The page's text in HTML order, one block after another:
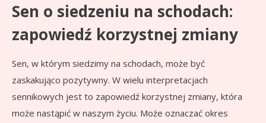
Sen o siedzeniu na schodach:
zapowiedź korzystnej zmiany
Sen, w którym siedzimy na schodach, może być
zaskakująco pozytywny. W wielu interpretacjach
sennikowych jest to zapowiedź korzystnej zmiany, która
może nastąpić w naszym życiu. Może oznaczać okres